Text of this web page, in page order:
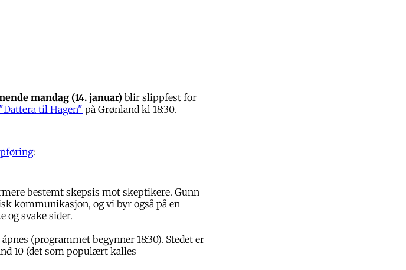
mandag (14. januar) blir slippfest for
"Dattera til Hagen" på Grønland kl 18:30.
:
bestemt skepsis mot skeptikere. Gunn
kommunikasjon, og vi byr også på en
og svake sider.
(programmet begynner 18:30). Stedet er
10 (det som populært kalles